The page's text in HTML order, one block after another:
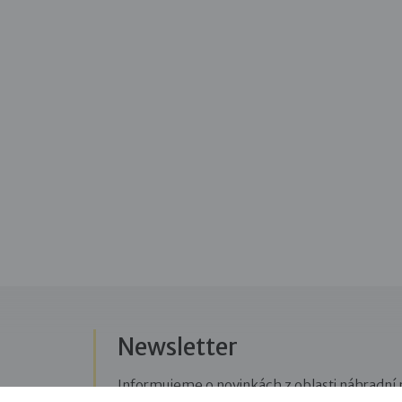
Newsletter
Informujeme o novinkách z oblasti náhradní